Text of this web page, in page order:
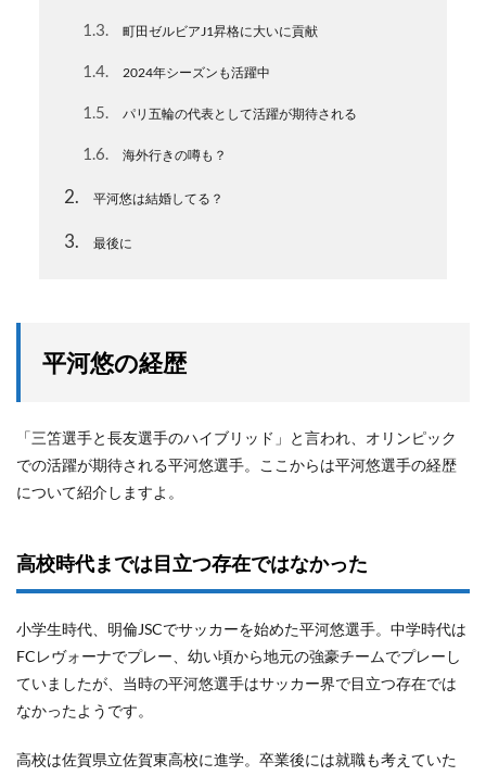
1.3 町田ゼルビアJ1昇格に大いに貢献
1.4 2024年シーズンも活躍中
1.5 パリ五輪の代表として活躍が期待される
1.6 海外行きの噂も？
2 平河悠は結婚してる？
3 最後に
平河悠の経歴
「三笘選手と長友選手のハイブリッド」と言われ、オリンピック
での活躍が期待される平河悠選手。ここからは平河悠選手の経歴
について紹介しますよ。
高校時代までは目立つ存在ではなかった
小学生時代、明倫JSCでサッカーを始めた平河悠選手。中学時代は
FCレヴォーナでプレー、幼い頃から地元の強豪チームでプレーし
ていましたが、当時の平河悠選手はサッカー界で目立つ存在では
なかったようです。
高校は佐賀県立佐賀東高校に進学。卒業後には就職も考えていた